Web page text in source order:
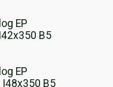
EP
B5
EP
I48x350 B5